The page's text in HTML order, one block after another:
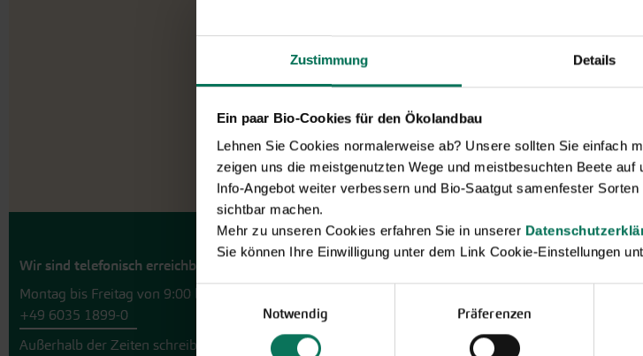
Zustimmung Details
Ein paar Bio-Cookies für den Ökolandbau
Lehnen Sie Cookies normalerweise ab? Unsere sollten Sie einfach
zeigen uns die meistgenutzten Wege und meistbesuchten Beete
Info-Angebot weiter verbessern und Bio-Saatgut samenfester
sichtbar machen.
Mehr zu unseren Cookies erfahren Sie in unserer
Sie können Ihre Einwilligung unter dem Link Cookie-Einstellungen
Einwilligungsauswahl
Notwendig Präferenzen
Wir sind telefonisch erreichbar:
Montag bis Freitag von 9:00 bis 13:30 Uhr
+49 6035 1899-0
Außerhalb der Zeiten schreiben Sie uns eine E-Mail an
Neuheiten &
2026: Von